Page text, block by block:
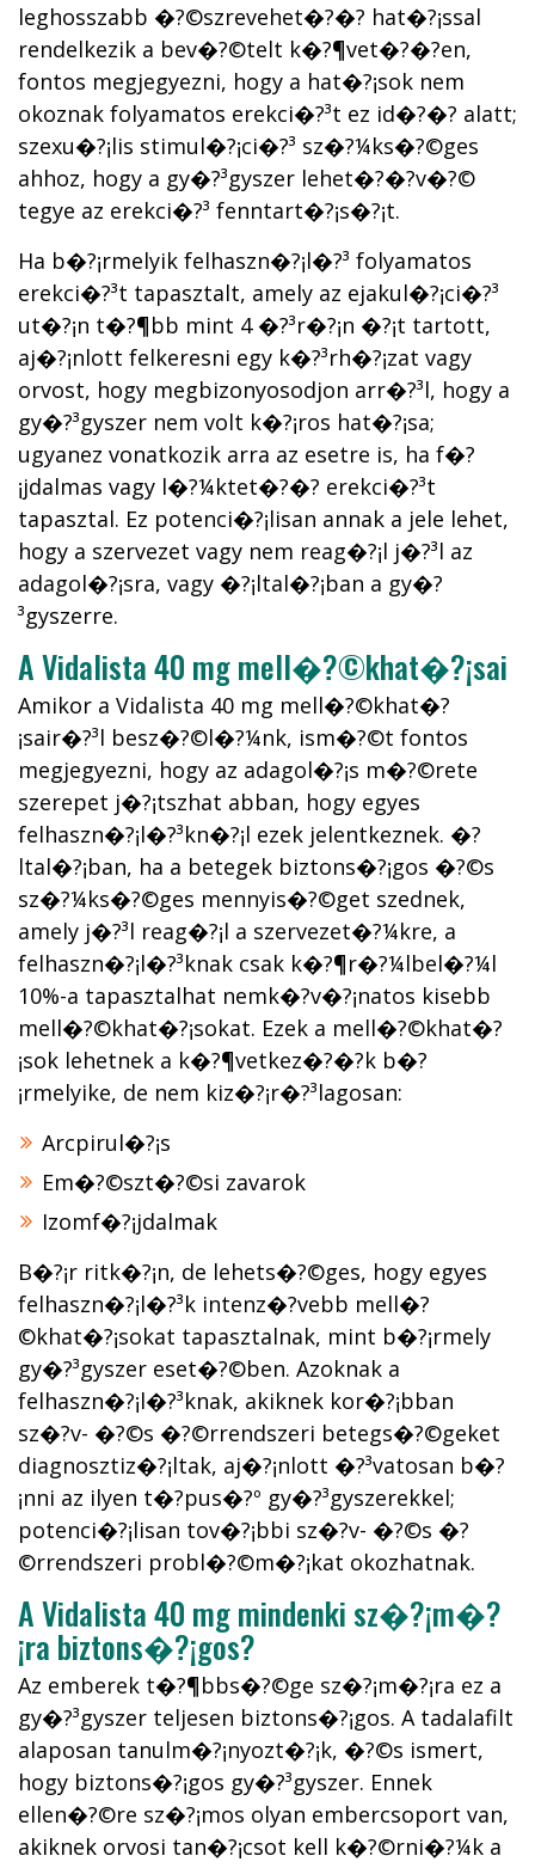
leghosszabb �?©szrevehet�?�? hat�?¡ssal
rendelkezik a bev�?©telt k�?¶vet�?�?en,
fontos megjegyezni, hogy a hat�?¡sok nem
okoznak folyamatos erekci�?³t ez id�?�? alatt;
szexu�?¡lis stimul�?¡ci�?³ sz�?¼ks�?©ges
ahhoz, hogy a gy�?³gyszer lehet�?�?v�?©
tegye az erekci�?³ fenntart�?¡s�?¡t.
Ha b�?¡rmelyik felhaszn�?¡l�?³ folyamatos
erekci�?³t tapasztalt, amely az ejakul�?¡ci�?³
ut�?¡n t�?¶bb mint 4 �?³r�?¡n �?¡t tartott,
aj�?¡nlott felkeresni egy k�?³rh�?¡zat vagy
orvost, hogy megbizonyosodjon arr�?³l, hogy a
gy�?³gyszer nem volt k�?¡ros hat�?¡sa;
ugyanez vonatkozik arra az esetre is, ha f�?
¡jdalmas vagy l�?¼ktet�?�? erekci�?³t
tapasztal. Ez potenci�?¡lisan annak a jele lehet,
hogy a szervezet vagy nem reag�?¡l j�?³l az
adagol�?¡sra, vagy �?¡ltal�?¡ban a gy�?
³gyszerre.
A Vidalista 40 mg mell�?©khat�?¡sai
Amikor a Vidalista 40 mg mell�?©khat�?
¡sair�?³l besz�?©l�?¼nk, ism�?©t fontos
megjegyezni, hogy az adagol�?¡s m�?©rete
szerepet j�?¡tszhat abban, hogy egyes
felhaszn�?¡l�?³kn�?¡l ezek jelentkeznek. �?
ltal�?¡ban, ha a betegek biztons�?¡gos �?©s
sz�?¼ks�?©ges mennyis�?©get szednek,
amely j�?³l reag�?¡l a szervezet�?¼kre, a
felhaszn�?¡l�?³knak csak k�?¶r�?¼lbel�?¼l
10%-a tapasztalhat nemk�?­v�?¡natos kisebb
mell�?©khat�?¡sokat. Ezek a mell�?©khat�?
¡sok lehetnek a k�?¶vetkez�?�?k b�?
¡rmelyike, de nem kiz�?¡r�?³lagosan:
Arcpirul�?¡s
Em�?©szt�?©si zavarok
Izomf�?¡jdalmak
B�?¡r ritk�?¡n, de lehets�?©ges, hogy egyes
felhaszn�?¡l�?³k intenz�?­vebb mell�?
©khat�?¡sokat tapasztalnak, mint b�?¡rmely
gy�?³gyszer eset�?©ben. Azoknak a
felhaszn�?¡l�?³knak, akiknek kor�?¡bban
sz�?­v- �?©s �?©rrendszeri betegs�?©geket
diagnosztiz�?¡ltak, aj�?¡nlott �?³vatosan b�?
¡nni az ilyen t�?­pus�?º gy�?³gyszerekkel;
potenci�?¡lisan tov�?¡bbi sz�?­v- �?©s �?
©rrendszeri probl�?©m�?¡kat okozhatnak.
A Vidalista 40 mg mindenki sz�?¡m�?
¡ra biztons�?¡gos?
Az emberek t�?¶bbs�?©ge sz�?¡m�?¡ra ez a
gy�?³gyszer teljesen biztons�?¡gos. A tadalafilt
alaposan tanulm�?¡nyozt�?¡k, �?©s ismert,
hogy biztons�?¡gos gy�?³gyszer. Ennek
ellen�?©re sz�?¡mos olyan embercsoport van,
akiknek orvosi tan�?¡csot kell k�?©rni�?¼k a